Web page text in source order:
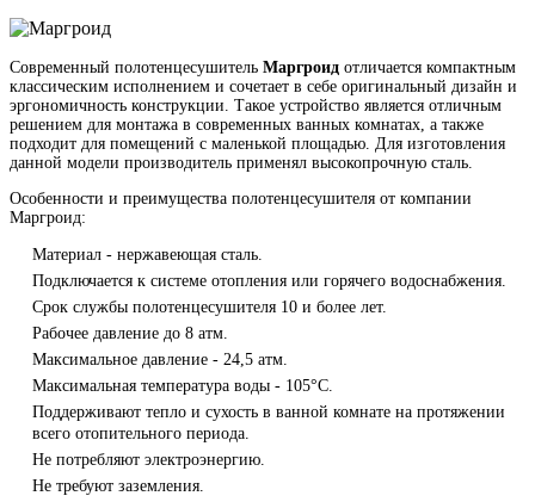
Современный полотенцесушитель Маргроид отличается компактным
классическим исполнением и сочетает в себе оригинальный дизайн и
эргономичность конструкции. Такое устройство является отличным
решением для монтажа в современных ванных комнатах, а также
подходит для помещений с маленькой площадью. Для изготовления
данной модели производитель применял высокопрочную сталь.
Особенности и преимущества полотенцесушителя от компании
Маргроид:
Материал - нержавеющая сталь.
Подключается к системе отопления или горячего водоснабжения.
Срок службы полотенцесушителя 10 и более лет.
Рабочее давление до 8 атм.
Максимальное давление - 24,5 атм.
Максимальная температура воды - 105°C.
Поддерживают тепло и сухость в ванной комнате на протяжении
всего отопительного периода.
Не потребляют электроэнергию.
Не требуют заземления.